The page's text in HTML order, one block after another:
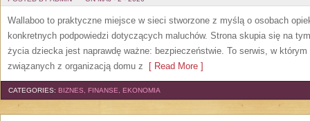
Wallaboo to praktyczne miejsce w sieci stworzone z myślą o osobach
konkretnych podpowiedzi dotyczących maluchów. Strona skupia się na
życia dziecka jest naprawdę ważne: bezpieczeństwie. To serwis, w
związanych z organizacją domu z [ Read More ]
CATEGORIES: BIZNES, FINANSE, EKONOMIA